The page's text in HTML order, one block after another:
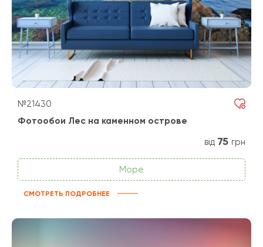
№21430
Фотообои Лес на каменном острове
від 75 грн
Море
СМОТРЕТЬ ПОДРОБНЕЕ